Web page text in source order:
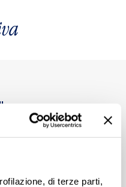
di terze parti,